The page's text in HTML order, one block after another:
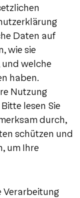
Daten auf
wie sie
welche
haben.
Nutzung
lesen Sie
durch,
schützen und
um Ihre
Verarbeitung